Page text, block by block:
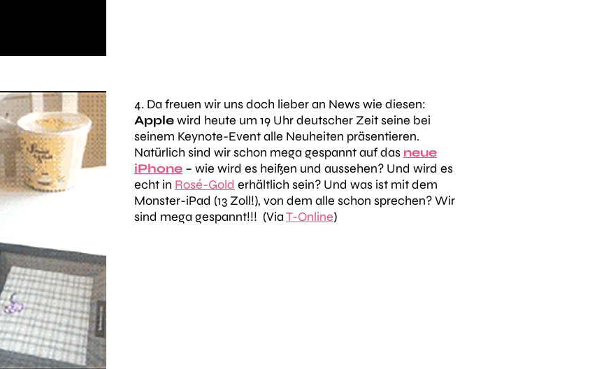
4. Da freuen wir uns doch lieber an News wie diesen:
Applewird heute um 19 Uhr deutscher Zeit seine bei
seinem Keynote-Event alle Neuheiten präsentieren.
Natürlich sind wir schon mega gespannt auf das neue
iPhone – wie wird es heißen und aussehen? Und wird es
echt in Rosé-Gold erhältlich sein? Und was ist mit dem
Monster-iPad (13 Zoll!), von dem alle schon sprechen? Wir
sind mega gespannt!!! (ViaT-Online)